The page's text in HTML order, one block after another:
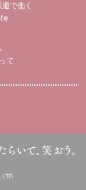
で働く
て